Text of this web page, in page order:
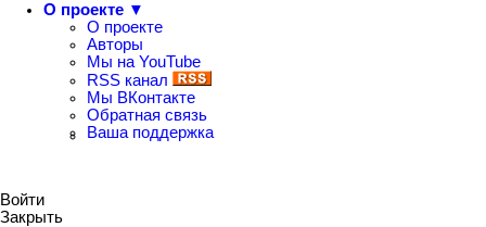
О проекте ▼
О проекте
Авторы
Мы на YouTube
RSS канал
Мы ВКонтакте
Обратная связь
Ваша поддержка
Войти
Закрыть